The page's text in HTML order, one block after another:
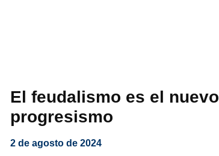
El feudalismo es el nuevo
progresismo
2 de agosto de 2024